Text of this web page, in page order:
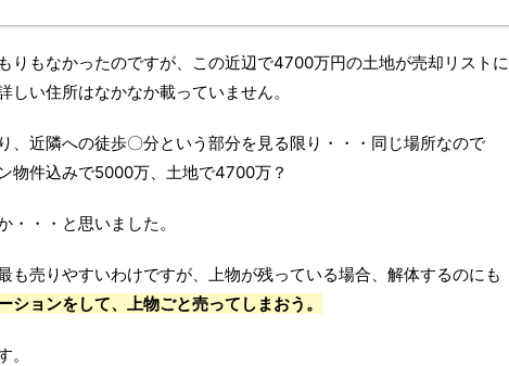
りもなかったのですが、この近辺で4700万円の土地が売却リストに
い住所はなかなか載っていません。
、近隣への徒歩〇分という部分を見る限り・・・同じ場所なので
物件込みで5000万、土地で4700万？
・・・と思いました。
も売りやすいわけですが、上物が残っている場合、解体するのにも
ションをして、上物ごと売ってしまおう。